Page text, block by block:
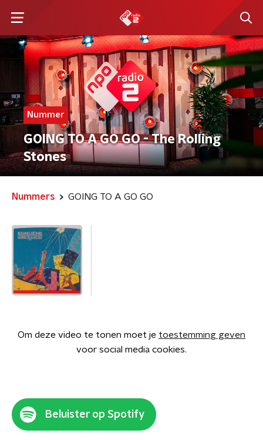
Nummer
GOING TO A GO GO - The Rolling
Stones
Nummers GOING TO A GO GO
Om deze video te tonen moet je toestemming geven
voor social media cookies.
Beluister op Spotify